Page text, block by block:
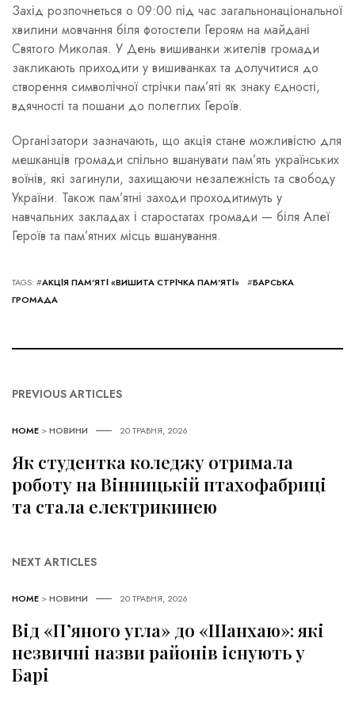
Захід розпочнеться о 09:00 під час загальнонаціональної
хвилини мовчання біля фотостели Героям на майдані
Святого Миколая. У День вишиванки жителів громади
закликають приходити у вишиванках та долучитися до
створення символічної стрічки пам’яті як знаку єдності,
вдячності та пошани до полеглих Героїв.
Організатори зазначають, що акція стане можливістю для
мешканців громади спільно вшанувати пам’ять українських
воїнів, які загинули, захищаючи незалежність та свободу
України. Також пам’ятні заходи проходитимуть у
навчальних закладах і старостатах громади — біля Алеї
Героїв та пам’ятних місць вшанування.
TAGS: #АКЦІЯ ПАМ’ЯТІ «ВИШИТА СТРІЧКА ПАМ’ЯТІ» #БАРСЬКА
ГРОМАДА
PREVIOUS ARTICLES
HOME >НОВИНИ 20 ТРАВНЯ, 2026
Як студентка коледжу отримала
роботу на Вінницькій птахофабриці
та стала електрикинею
NEXT ARTICLES
HOME >НОВИНИ 20 ТРАВНЯ, 2026
Від «П’яного угла» до «Шанхаю»: які
незвичні назви районів існують у
Барі